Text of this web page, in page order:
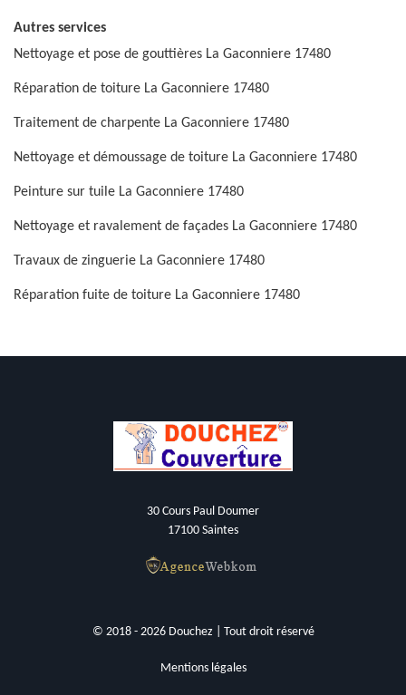
Autres services
Nettoyage et pose de gouttières La Gaconniere 17480
Réparation de toiture La Gaconniere 17480
Traitement de charpente La Gaconniere 17480
Nettoyage et démoussage de toiture La Gaconniere 17480
Peinture sur tuile La Gaconniere 17480
Nettoyage et ravalement de façades La Gaconniere 17480
Travaux de zinguerie La Gaconniere 17480
Réparation fuite de toiture La Gaconniere 17480
30 Cours Paul Doumer
17100 Saintes
© 2018 - 2026 Douchez | Tout droit réservé
Mentions légales